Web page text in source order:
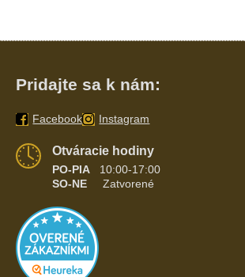
Pridajte sa k nám:
Facebook Instagram
Otváracie hodiny
PO-PIA
10:00-17:00
SO-NE Zatvorené